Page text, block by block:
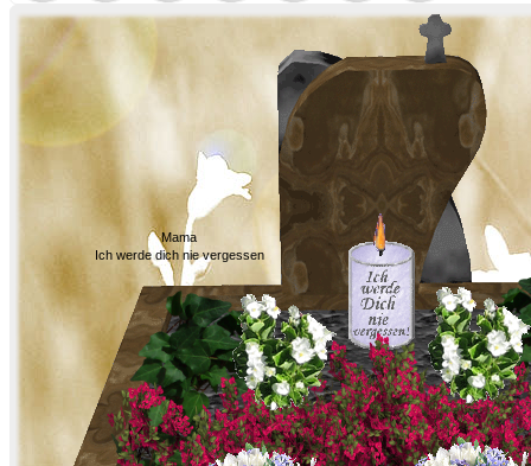
Mama
Ich werde dich nie vergessen